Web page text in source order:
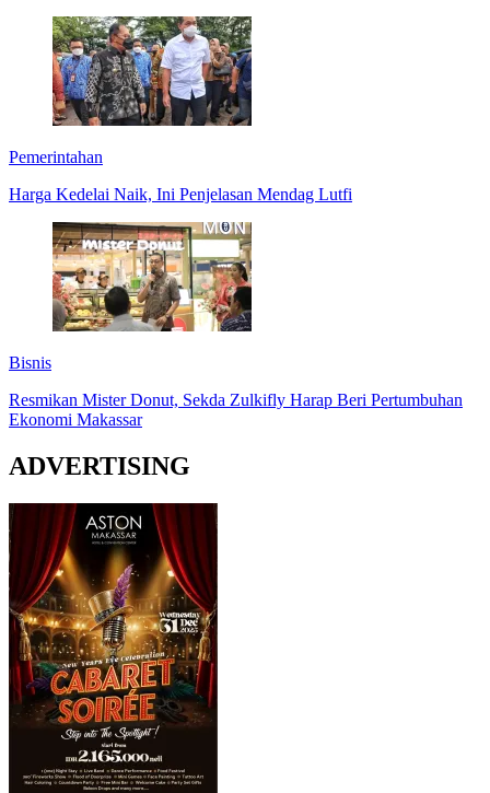
Pemerintahan
Harga Kedelai Naik, Ini Penjelasan Mendag Lutfi
Bisnis
Resmikan Mister Donut, Sekda Zulkifly Harap Beri Pertumbuhan
Ekonomi Makassar
ADVERTISING